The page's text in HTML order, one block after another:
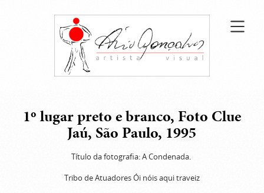
1º lugar preto e branco, Foto Clue
Jaú, São Paulo, 1995
Título da fotografia: A Condenada.
Tribo de Atuadores Ói nóis aqui traveiz